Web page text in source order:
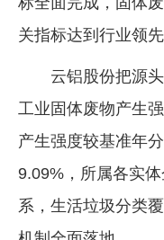
关指标达到行业领先
云铝股份把源
工业固体废物产生
产生强度较基准年
9.09%，所属各实
系，生活垃圾分类